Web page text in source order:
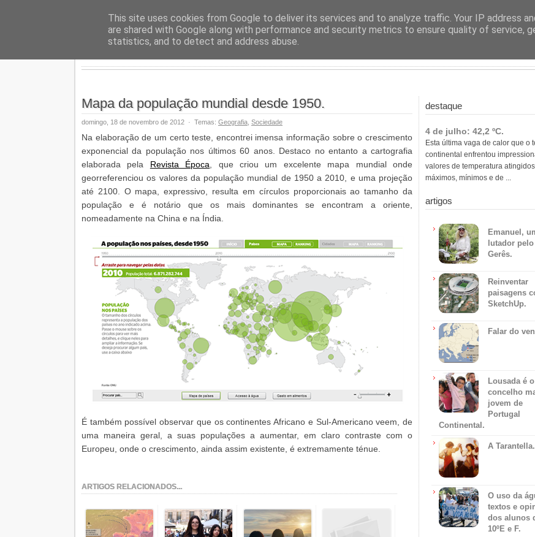
Geopalavras
Mapa da população mundial desde 1950.
domingo, 18 de novembro de 2012 · Temas: Geografia Sociedade
Na elaboração de um certo teste, encontrei imensa informação sobre o crescimento
exponencial da população nos últimos 60 anos. Destaco no entanto a cartografia
elaborada pela Revista Época , que criou um excelente mapa mundial onde
georreferenciou os valores da população mundial de 1950 a 2010, e uma projeção
até 2100. O mapa, expressivo, resulta em círculos proporcionais ao tamanho da
população e é notário que os mais dominantes se encontram a oriente,
nomeadamente na China e na Índia.
É também possível observar que os continentes Africano e Sul-Americano veem, de
uma maneira geral, a suas populações a aumentar, em claro contraste com o
Europeu, onde o crescimento, ainda assim existente, é extremamente ténue.
ARTIGOS RELACIONADOS...
destaque
4 de julho: 42,2 ºC.
Esta última vaga de calor que o
continental enfrentou
valores de temperatura
máximos, mínimos e de ...
artigos
Emanuel,
lutador pelo
Gerês.
Reinventar
paisagens
SketchUp.
Falar do
Lousada é o
concelho
jovem de
Portugal
Continental.
A Tarantella.
O uso da
textos e
dos alunos
10ºE e F.
This site uses cookies from Google to deliver its services and to analyze traffic. Your IP address
are shared with Google along with performance and security metrics to ensure quality of service,
statistics, and to detect and address abuse.